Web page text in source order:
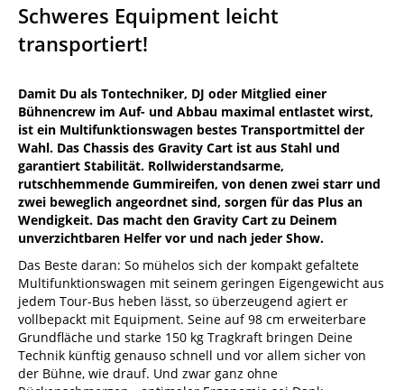
Schweres Equipment leicht
transportiert!
Damit Du als Tontechniker, DJ oder Mitglied einer
Bühnencrew im Auf- und Abbau maximal entlastet wirst,
ist ein Multifunktionswagen bestes Transportmittel der
Wahl. Das Chassis des Gravity Cart ist aus Stahl und
garantiert Stabilität. Rollwiderstandsarme,
rutschhemmende Gummireifen, von denen zwei starr und
zwei beweglich angeordnet sind, sorgen für das Plus an
Wendigkeit. Das macht den Gravity Cart zu Deinem
unverzichtbaren Helfer vor und nach jeder Show.
Das Beste daran: So mühelos sich der kompakt gefaltete
Multifunktionswagen mit seinem geringen Eigengewicht aus
jedem Tour-Bus heben lässt, so überzeugend agiert er
vollbepackt mit Equipment. Seine auf 98 cm erweiterbare
Grundfläche und starke 150 kg Tragkraft bringen Deine
Technik künftig genauso schnell und vor allem sicher von
der Bühne, wie drauf. Und zwar ganz ohne